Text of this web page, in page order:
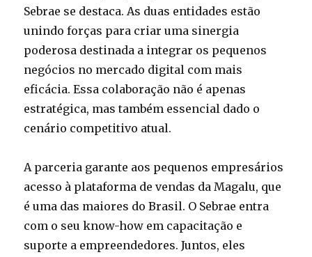
Sebrae se destaca. As duas entidades estão
unindo forças para criar uma sinergia
poderosa destinada a integrar os pequenos
negócios no mercado digital com mais
eficácia. Essa colaboração não é apenas
estratégica, mas também essencial dado o
cenário competitivo atual.
A parceria garante aos pequenos empresários
acesso à plataforma de vendas da Magalu, que
é uma das maiores do Brasil. O Sebrae entra
com o seu know-how em capacitação e
suporte a empreendedores. Juntos, eles